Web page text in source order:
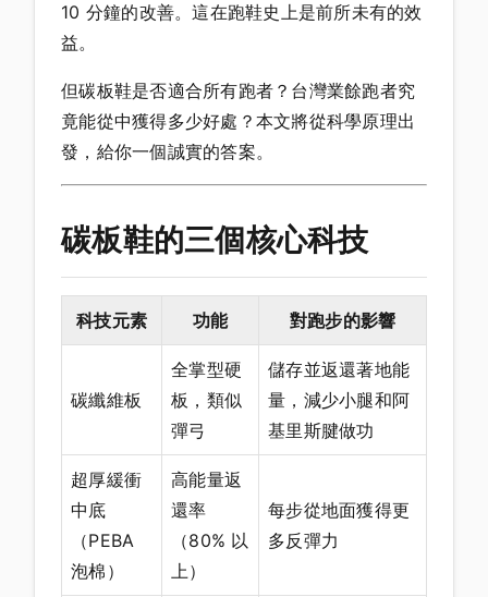
10 分鐘的改善。這在跑鞋史上是前所未有的效
益。
但碳板鞋是否適合所有跑者？台灣業餘跑者究
竟能從中獲得多少好處？本文將從科學原理出
發，給你一個誠實的答案。
碳板鞋的三個核心科技
科技元素 功能 對跑步的影響
碳纖維板
全掌型硬
板，類似
彈弓
儲存並返還著地能
量，減少小腿和阿
基里斯腱做功
超厚緩衝
中底
（PEBA
泡棉）
高能量返
還率
（80% 以
上）
每步從地面獲得更
多反彈力